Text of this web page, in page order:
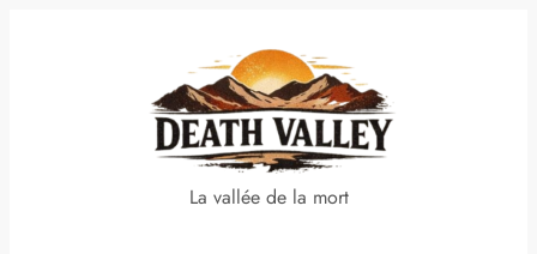
La vallée de la mort